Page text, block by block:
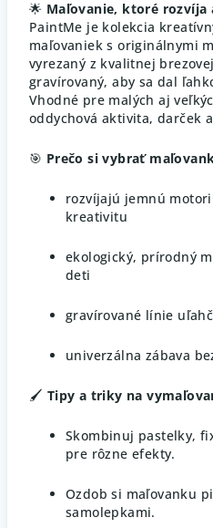
🌟 Maľovanie, ktoré rozvíja
PaintMe je kolekcia
maľovaniek s originálnymi
vyrezaný z kvalitnej
gravírovaný, aby sa dal
Vhodné pre malých aj
oddychová aktivita, darček
🎯 Prečo si vybrať
rozvíjajú jemnú
kreativitu
ekologický, prírodný
deti
gravírované línie
univerzálna zábava
🖌️ Tipy a triky na
Skombinuj pastelky,
pre rôzne efekty.
Ozdob si maľovanku
samolepkami.